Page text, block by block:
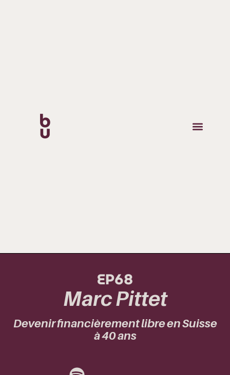
EP68
Marc Pittet
Devenir financièrement libre en Suisse
à 40 ans